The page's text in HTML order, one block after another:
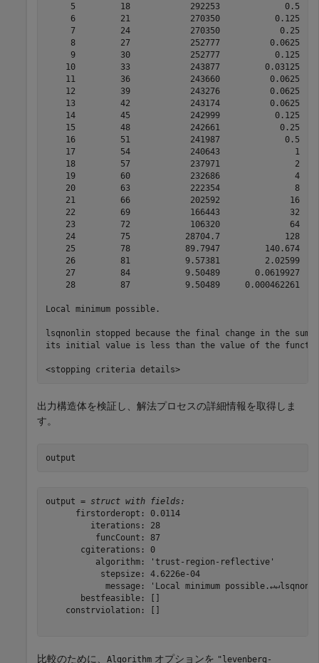
5         18            292253
6         21            270350
7         24            270350
8         27            252777
9         30            252777
10         33            243877
11         36            243660
12         39            243276
13         42            243174
14         45            242999
15         48            242661
16         51            241987
17         54            240643
18         57            237971
19         60            232686
20         63            222354
21         66            202592
22         69            166443
23         72            106320
24         75           28704.7
25         78           89.7947
26         81           9.57381
27         84           9.50489
28         87           9.50489
Local minimum possible.
lsqnonlin stopped because the final change in the
its initial value is less than the value of the
<stopping criteria details>
出力構造体を検証し、解法プロセスの詳細情報を取得しま
す。
output
output = struct with fields:
      firstorderopt: 0.0114
         iterations: 28
          funcCount: 87
       cgiterations: 0
          algorithm: 'trust-region-reflective'
           stepsize: 4.6226e-04
message: 'Local minimum
       bestfeasible: []
    constrviolation: []
比較のために、 Algorithm オプションを "levenberg-